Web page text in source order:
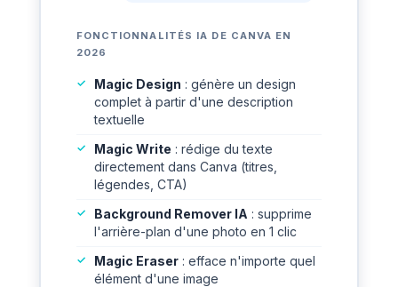
FONCTIONNALITÉS IA DE CANVA EN
2026
Magic Design : génère un design
complet à partir d'une description
textuelle
Magic Write : rédige du texte
directement dans Canva (titres,
légendes, CTA)
Background Remover IA : supprime
l'arrière-plan d'une photo en 1 clic
Magic Eraser: efface n'importe quel
élément d'une image